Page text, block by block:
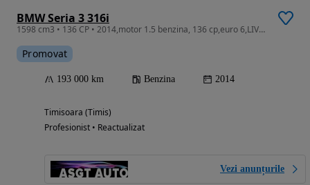
BMW Seria 3 316i
1598 cm3 • 136 CP • 2014,motor 1.5 benzina, 136 cp,euro 6,LIVRARE GRATUITA, GARANTIE
Promovat
193 000 km Benzina 2014
Timisoara (Timis)
Profesionist • Reactualizat
Vezi anunțurile